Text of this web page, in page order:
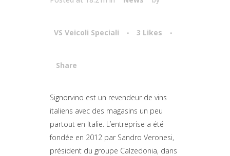
VS Veicoli Speciali 3 Likes
Share
Attiva comando
Signorvino est un revendeur de vins
italiens avec des magasins un peu
partout en Italie. L’entreprise a été
fondée en 2012 par Sandro Veronesi,
président du groupe Calzedonia, dans